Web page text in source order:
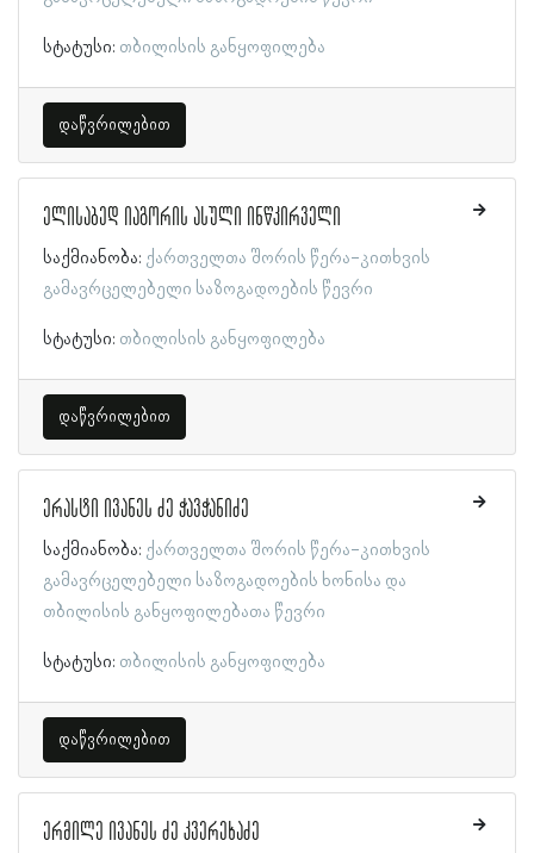
სტატუსი: თბილისის განყოფილება
დაწვრილებით
ელისაბედ იაგორის ასული ინწკირველი
საქმიანობა: ქართველთა შორის წერა-კითხვის
გამავრცელებელი საზოგადოების წევრი
სტატუსი: თბილისის განყოფილება
დაწვრილებით
ერასტი ივანეს ძე ჭავჭანიძე
საქმიანობა: ქართველთა შორის წერა-კითხვის
გამავრცელებელი საზოგადოების ხონისა და
თბილისის განყოფილებათა წევრი
სტატუსი: თბილისის განყოფილება
დაწვრილებით
ერმილე ივანეს ძე კვერეხაძე